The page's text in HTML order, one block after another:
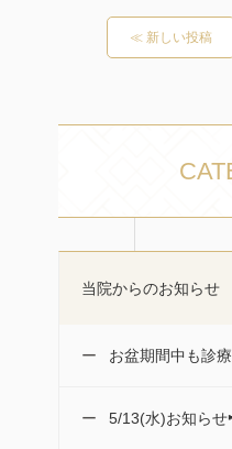
≪ 新しい投稿
当院からのお知らせ
お盆期間中も診療
5/13(水)お知らせ